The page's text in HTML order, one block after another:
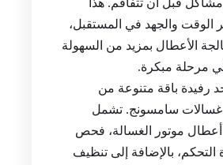
الوقت والجهد في المستقبل،
الأعطال بمزيد من السهولة
مرحلة مبكرة.
رفيدة باقة متنوعة من
غسالات سامسونج. تشمل
أعطال موتور الغسالة، فحص
التحكم، بالإضافة إلى تنظيف